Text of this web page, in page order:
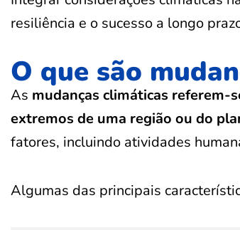
resiliência e o sucesso a longo
O que são
As mudanças climáticas referem-
extremos de uma região ou do
fatores, incluindo atividades
Algumas das principais